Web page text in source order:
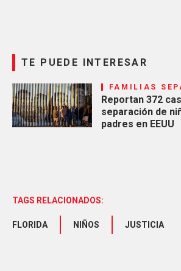
TE PUEDE INTERESAR
FAMILIAS
Reportan 372
separación de
padres en EEUU
TAGS RELACIONADOS:
FLORIDA NIÑOS JUSTICIA